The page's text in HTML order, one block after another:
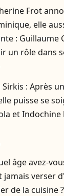
Frot
elle
: Guillaume
un rôle dans
Sirkis : Après
puisse se
et Indochine
âge avez-
jamais verser
de la cuisine ?